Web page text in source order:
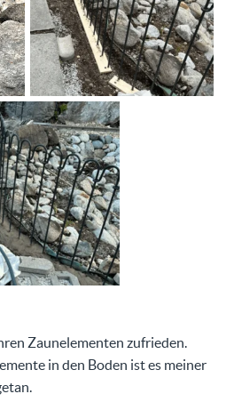
Zaunelementen zufrieden.
in den Boden ist es meiner